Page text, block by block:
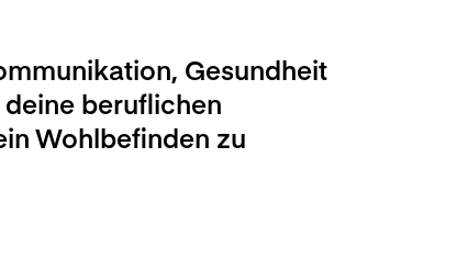
Gesundheit
beruflichen
Wohlbefinden zu